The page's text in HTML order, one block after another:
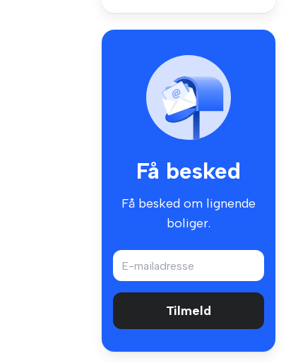
Få besked
Få besked om lignende
boliger.
Tilmeld